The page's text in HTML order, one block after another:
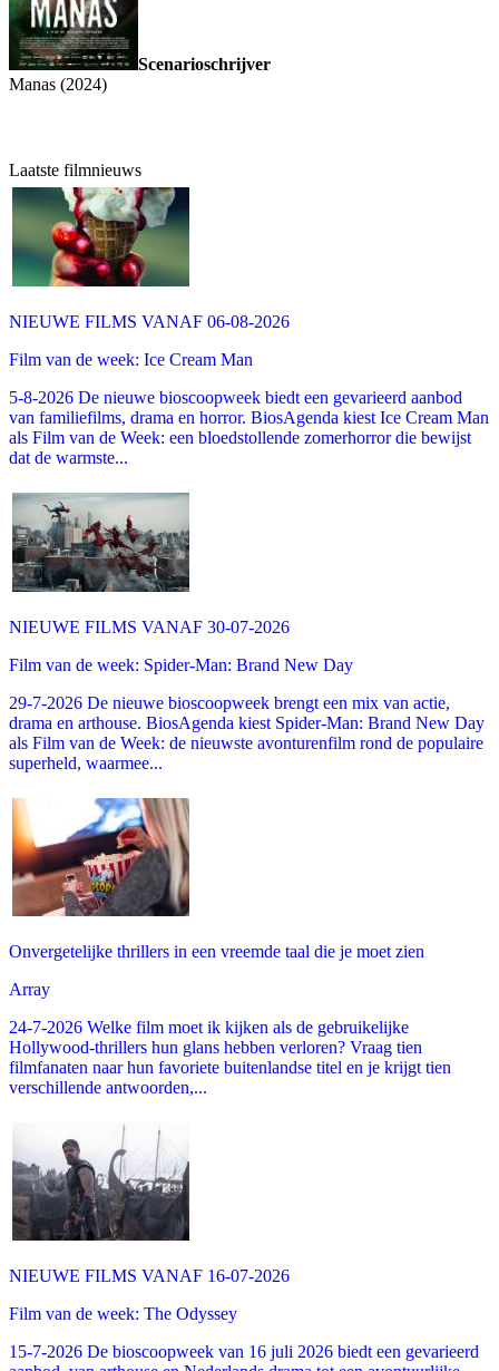
Scenarioschrijver
Manas (2024)
Laatste filmnieuws
NIEUWE FILMS VANAF 06-08-2026
Film van de week: Ice Cream Man
5-8-2026 De nieuwe bioscoopweek biedt een gevarieerd aanbod
van familiefilms, drama en horror. BiosAgenda kiest Ice Cream Man
als Film van de Week: een bloedstollende zomerhorror die bewijst
dat de warmste...
NIEUWE FILMS VANAF 30-07-2026
Film van de week: Spider-Man: Brand New Day
29-7-2026 De nieuwe bioscoopweek brengt een mix van actie,
drama en arthouse. BiosAgenda kiest Spider-Man: Brand New Day
als Film van de Week: de nieuwste avonturenfilm rond de populaire
superheld, waarmee...
Onvergetelijke thrillers in een vreemde taal die je moet zien
Array
24-7-2026 Welke film moet ik kijken als de gebruikelijke
Hollywood-thrillers hun glans hebben verloren? Vraag tien
filmfanaten naar hun favoriete buitenlandse titel en je krijgt tien
verschillende antwoorden,...
NIEUWE FILMS VANAF 16-07-2026
Film van de week: The Odyssey
15-7-2026 De bioscoopweek van 16 juli 2026 biedt een gevarieerd